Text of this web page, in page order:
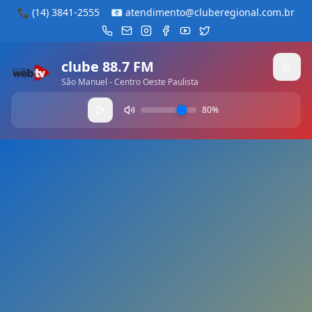
📞 (14) 3841-2555 📧 atendimento@cluberegional.com.br
clube 88.7 FM
São Manuel - Centro Oeste Paulista
80%